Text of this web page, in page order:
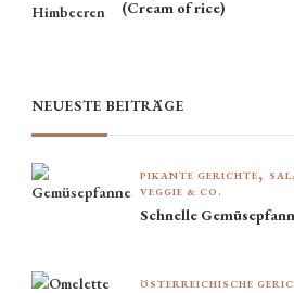
(Cream of rice)
NEUESTE BEITRÄGE
PIKANTE GERICHTE
VEGGIE & CO.
Schnelle
ÖSTERREICHISCHE